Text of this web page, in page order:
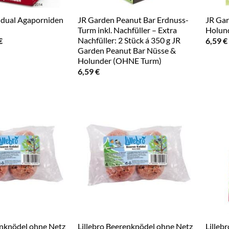
Agaporniden
Aktueller
JR Garden Peanut Bar Erdnuss-
Turm inkl. Nachfüller – Extra
Nachfüller: 2 Stück á 350 g JR
Garden Peanut Bar Nüsse &
Holunder (OHNE Turm)
6,59€
JR
6,59€
ohne Netz
Lillebro Beerenknödel ohne Netz